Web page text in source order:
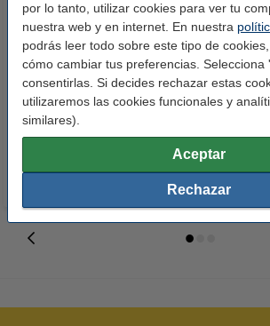
por lo tanto, utilizar cookies para ver tu
nuestra web y en internet. En nuestra
podrás leer todo sobre este tipo de
cómo cambiar tus preferencias. Selecciona
consentirlas. Si decides rechazar estas
utilizaremos las cookies funcionales y
similares).
Aceptar
Rechazar
123tinta Papel fotográfico
Premium Glossy brillo alto | 10 x
15 cm | 260g | 100 hojas
10,50 €
123tinta
Power AA